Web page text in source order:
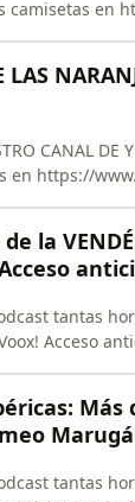
en https://
“E
LAS
**** https://youtu.be/
+++++
una de las
XIX esp
de la
tantas
para Fans - ** VIDEO
Javier
tantas